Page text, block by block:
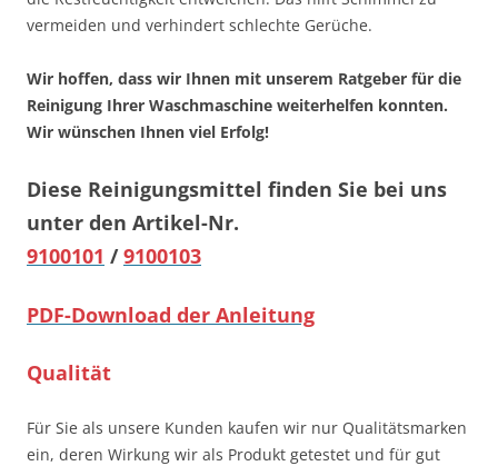
vermeiden und verhindert schlechte Gerüche.
Wir hoffen, dass wir Ihnen mit unserem Ratgeber für die
Reinigung Ihrer Waschmaschine weiterhelfen konnten.
Wir wünschen Ihnen viel Erfolg!
Diese Reinigungsmittel finden Sie bei uns
unter den Artikel-Nr.
9100101 /9100103
PDF-Download der Anleitung
Qualität
Für Sie als unsere Kunden kaufen wir nur Qualitätsmarken
ein, deren Wirkung wir als Produkt getestet und für gut